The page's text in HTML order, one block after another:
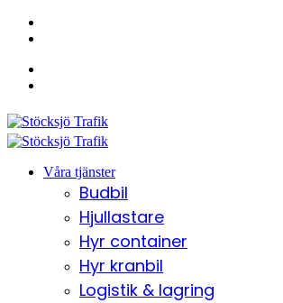
Våra tjänster
Budbil
Hjullastare
Hyr container
Hyr kranbil
Logistik & lagring